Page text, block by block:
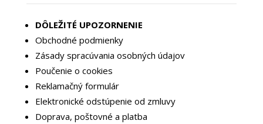
DÔLEŽITÉ UPOZORNENIE
Obchodné podmienky
Zásady spracúvania osobných údajov
Poučenie o cookies
Reklamačný formulár
Elektronické odstúpenie od zmluvy
Doprava, poštovné a platba